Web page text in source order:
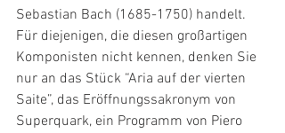
Sebastian Bach (1685-1750) handelt.
Für diejenigen, die diesen großartigen
Komponisten nicht kennen, denken Sie
nur an das Stück “Aria auf der vierten
Saite”, das Eröffnungssakronym von
Superquark, ein Programm von Piero